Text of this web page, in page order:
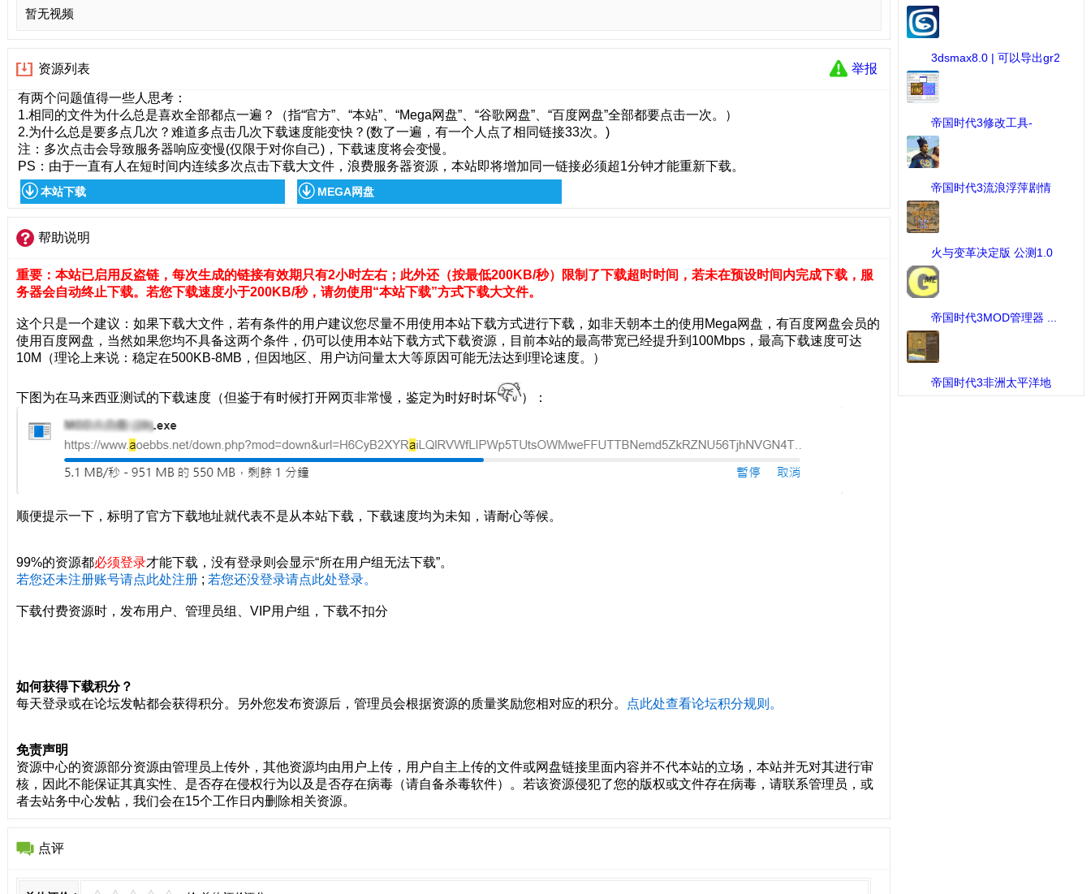
...
[游戏下载] 下载：712 次
3dsmax8.0 | 可以导出gr2
...
[3d建模] 下载：677 次
帝国时代3修改工具-
AOE3ED ...
[MOD修改工具] 下载：676 次
帝国时代3流浪浮萍剧情
战 ...
[MOD作品] 下载：649 次
火与变革决定版 公测1.0
...
[MOD作品] 下载：425 次
帝国时代3MOD管理器 ...
[工具] 下载：379 次
帝国时代3非洲太平洋地
暂无视频
资源列表 举报
有两个问题值得一些人思考：
1.相同的文件为什么总是喜欢全部都点一遍？（指“官方”、“本站”、“Mega网盘”、“谷歌网盘”、“百度网盘”全部都要点击一次。）
2.为什么总是要多点几次？难道多点击几次下载速度能变快？(数了一遍，有一个人点了相同链接33次。)
注：多次点击会导致服务器响应变慢(仅限于对你自己)，下载速度将会变慢。
PS：由于一直有人在短时间内连续多次点击下载大文件，浪费服务器资源，本站即将增加同一链接必须超1分钟才能重新下载。
本站下载 MEGA网盘
帮助说明
重要：本站已启用反盗链，每次生成的链接有效期只有2小时左右；此外还（按最低200KB/秒）限制了下载超时时间，若未在预设时间内完成下载，服
务器会自动终止下载。若您下载速度小于200KB/秒，请勿使用“本站下载”方式下载大文件。
这个只是一个建议：如果下载大文件，若有条件的用户建议您尽量不用使用本站下载方式进行下载，如非天朝本土的使用Mega网盘，有百度网盘会员的
使用百度网盘，当然如果您均不具备这两个条件，仍可以使用本站下载方式下载资源，目前本站的最高带宽已经提升到100Mbps，最高下载速度可达
10M（理论上来说：稳定在500KB-8MB，但因地区、用户访问量太大等原因可能无法达到理论速度。）
下图为在马来西亚测试的下载速度（但鉴于有时候打开网页非常慢，鉴定为时好时坏 ）：
顺便提示一下，标明了官方下载地址就代表不是从本站下载，下载速度均为未知，请耐心等候。
99%的资源都必须登录才能下载，没有登录则会显示“所在用户组无法下载”。
若您还未注册账号请点此处注册 ; 若您还没登录请点此处登录。
下载付费资源时，发布用户、管理员组、VIP用户组，下载不扣分
如何获得下载积分？
每天登录或在论坛发帖都会获得积分。另外您发布资源后，管理员会根据资源的质量奖励您相对应的积分。
点此处查看论坛积分规则。
免责声明
资源中心的资源部分资源由管理员上传外，其他资源均由用户上传，用户自主上传的文件或网盘链接里面内容并不代本站的立场，本站并无对其进行审
核，因此不能保证其真实性、是否存在侵权行为以及是否存在病毒（请自备杀毒软件）。若该资源侵犯了您的版权或文件存在病毒，请联系管理员，或
者去站务中心发帖，我们会在15个工作日内删除相关资源。
点评